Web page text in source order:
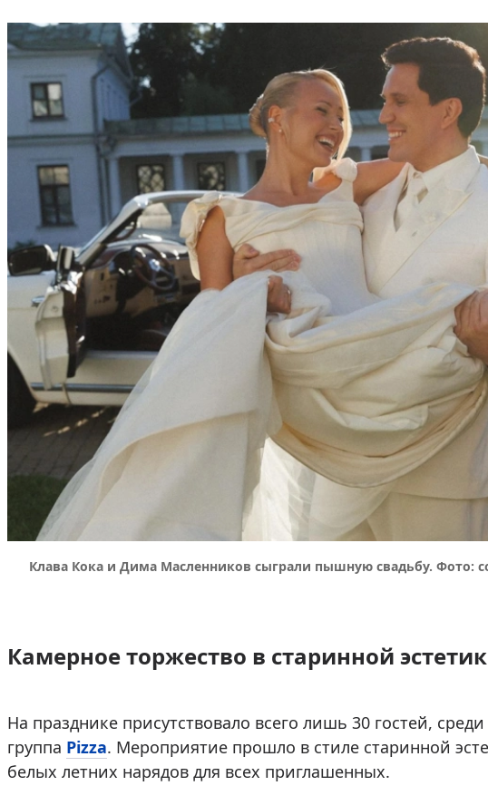
Клава Кока и Дима Масленников сыграли пышную свадьбу. Фото:
Камерное торжество в старинной
На празднике присутствовало всего лишь 30 гостей,
группа Pizza. Мероприятие прошло в стиле старинной
белых летних нарядов для всех приглашенных.